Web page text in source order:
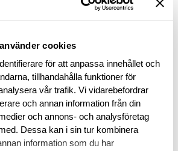
cookies
för att anpassa innehållet och
tillhandahålla funktioner för
vår trafik. Vi vidarebefordrar
och annan information från din
och annons- och analysföretag
Dessa kan i sin tur kombinera
information som du har